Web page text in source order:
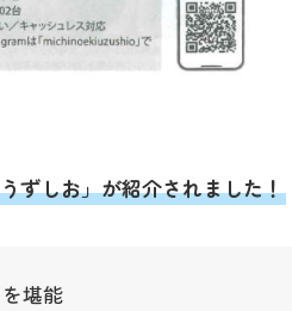
ずしお」が紹介されました！
堪能